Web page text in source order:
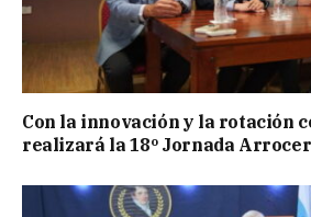
Con la innovación y la rotación
realizará la 18º Jornada